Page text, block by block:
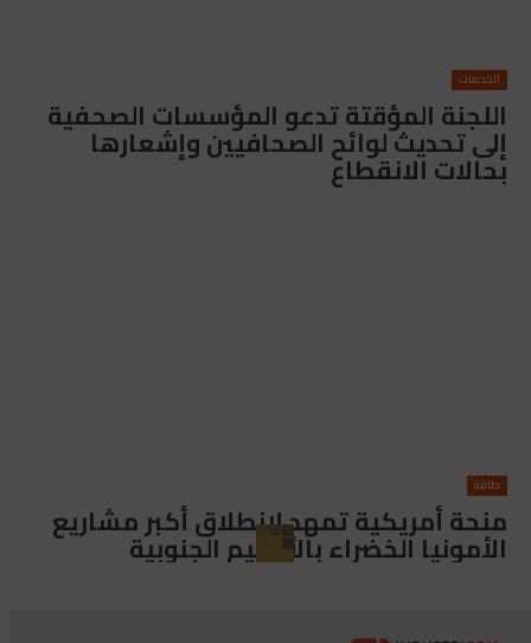
الخدمات
اللجنة المؤقتة تدعو المؤسسات الصحفية
إلى تحديث لوائح الصحافيين وإشعارها
بحالات الانقطاع
طاقة
منحة أمريكية تمهد لانطلاق أكبر مشاريع
الأمونيا الخضراء بالأقاليم الجنوبية